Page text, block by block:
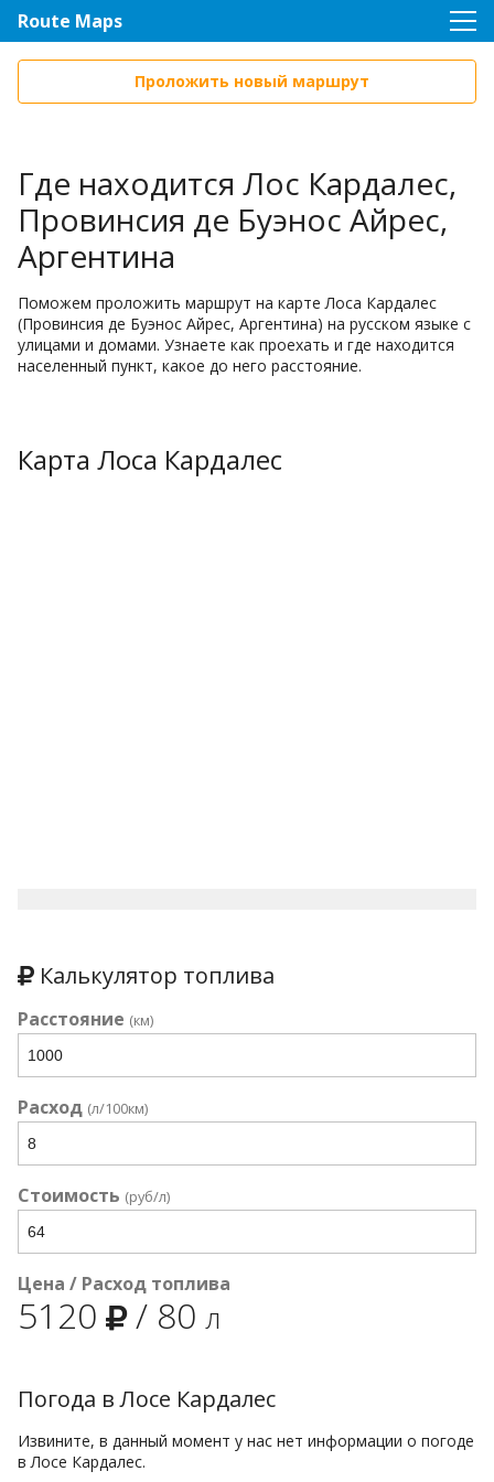
Route Maps
Проложить новый маршрут
Где находится Лос Кардалес,
Провинсия де Буэнос Айрес,
Аргентина
Поможем проложить маршрут на карте Лоса Кардалес
(Провинсия де Буэнос Айрес, Аргентина) на русском языке с
улицами и домами. Узнаете как проехать и где находится
населенный пункт, какое до него расстояние.
Карта Лоса Кардалес
Калькулятор топлива
Расстояние (км)
Расход (л/100км)
Стоимость (руб/л)
Цена / Расход топлива
5120 / 80 л
Погода в Лосе Кардалес
Извините, в данный момент у нас нет информации о погоде
в Лосе Кардалес.